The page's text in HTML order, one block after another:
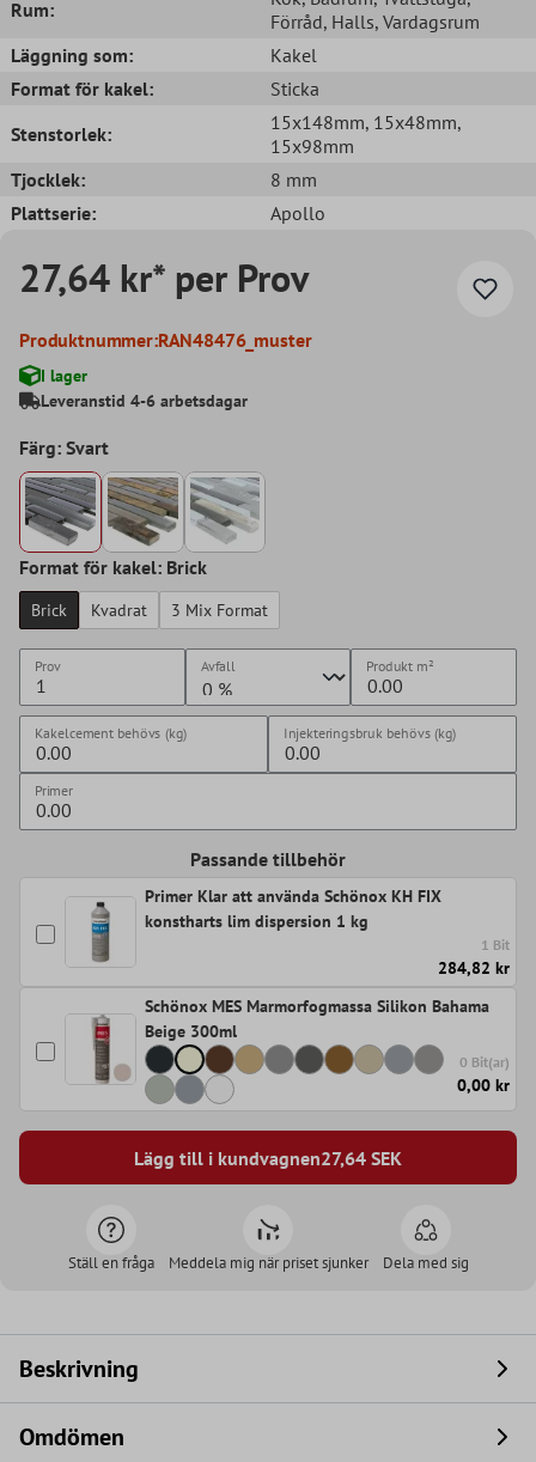
Rum:
Förråd, Halls, Vardagsrum
Läggning som:
Kakel
Format för kakel:
Sticka
Stenstorlek:
15x148mm, 15x48mm,
15x98mm
Tjocklek:
8 mm
Plattserie:
Apollo
27,64 kr* per Prov
Produktnummer:RAN48476_muster
I lager
Leveranstid 4-6 arbetsdagar
Färg: Svart
Format för kakel: Brick
Brick Kvadrat 3 Mix Format
Prov Avfall Produkt m²
Kakelcement behövs (kg) Injekteringsbruk behövs (kg)
Primer
Passande tillbehör
Primer Klar att använda Schönox KH FIX
konstharts lim dispersion 1 kg
1 Bit
284,82 kr
Schönox MES Marmorfogmassa Silikon Bahama
Beige 300ml
0 Bit(ar)
0,00 kr
Lägg till i kundvagnen27,64 SEK
Ställ en fråga Meddela mig när priset sjunker Dela med sig
Beskrivning
Omdömen